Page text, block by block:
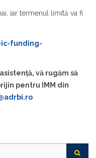
iar termenul limită va fi
funding-
vă rugăm să
pentru IMM din